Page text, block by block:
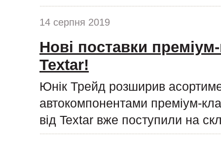
14 серпня 2019
Нові поставки
Textar!
Юнік Трейд розширив
автокомпонентами преміум-
від Textar вже поступили на